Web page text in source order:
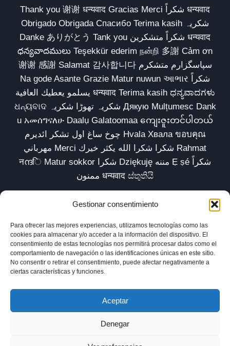
Gestionar consentimiento
Para ofrecer las mejores experiencias, utilizamos tecnologías como las
cookies para almacenar y/o acceder a la información del dispositivo. El
consentimiento de estas tecnologías nos permitirá procesar datos como el
comportamiento de navegación o las identificaciones únicas en este sitio.
No consentir o retirar el consentimiento, puede afectar negativamente a
ciertas características y funciones.
Aceptar
Denegar
Thank you 谢谢 धन्यवाद Gracias Merci شكراً धन्यवाद
Obrigado Obrigada Спасибо Terima kasih شکریہ
Danke ありがとう Tank you شكراً متشكرين धन्यवाद
ధన్యవాదములు Teşekkür ederim நன்றி 多謝 Cảm ơn
谢谢 感謝 Salamat 감사합니다 سپاسگزارم متشکرم
Na gode Asante Grazie Matur nuwun આભાર شكراً
يسلمو يعطيك العافية धन्यवाद Terima kasih ಧನ್ಯವಾದಗಳು
ଧନ୍ୟବାଦ شکریہ تھوڑا شکریہ Дякую Mulțumesc Dank
u አመሰግናለሁ Daalụ Galatoomaa ကျေးဇူးတင်ပါတယ်
چوخ ساغ اول تشکر ائدیرم Hvala Хвала ขอบคุณ
مهرباني Merci شكرا شكرا الله يكثر خيرك Rahmat
नന്ദि Matur sokkor شكرا Dziękuję مننه Ẹ ṣé شكراً
ممنون धन्यवाद ස්තුතියි
Inicio Biblioteca Parábolas TV
Comunidad
Esencia
Blog
Política de privacidad
Aviso legal
Política de cookies (UE)